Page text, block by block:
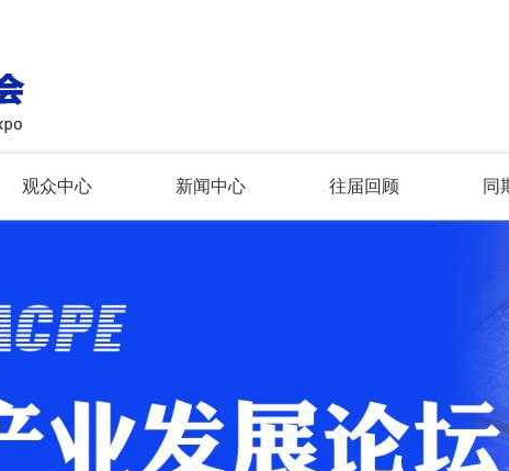
观众中心 新闻中心 往届回顾 同